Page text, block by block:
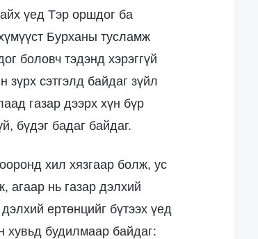
үед Тэр оршдог ба
Бурханы тусламж
боловч тэдэнд хэрэггүй
сэтгэлд байдаг зүйл
газар дээрх хүн бүр
бүдэг бадаг байдаг.
хил хязгаар болж, ус
агаар нь газар дэлхий
ертөнцийг бүтээх үед
хувьд будилмаар байдаг: